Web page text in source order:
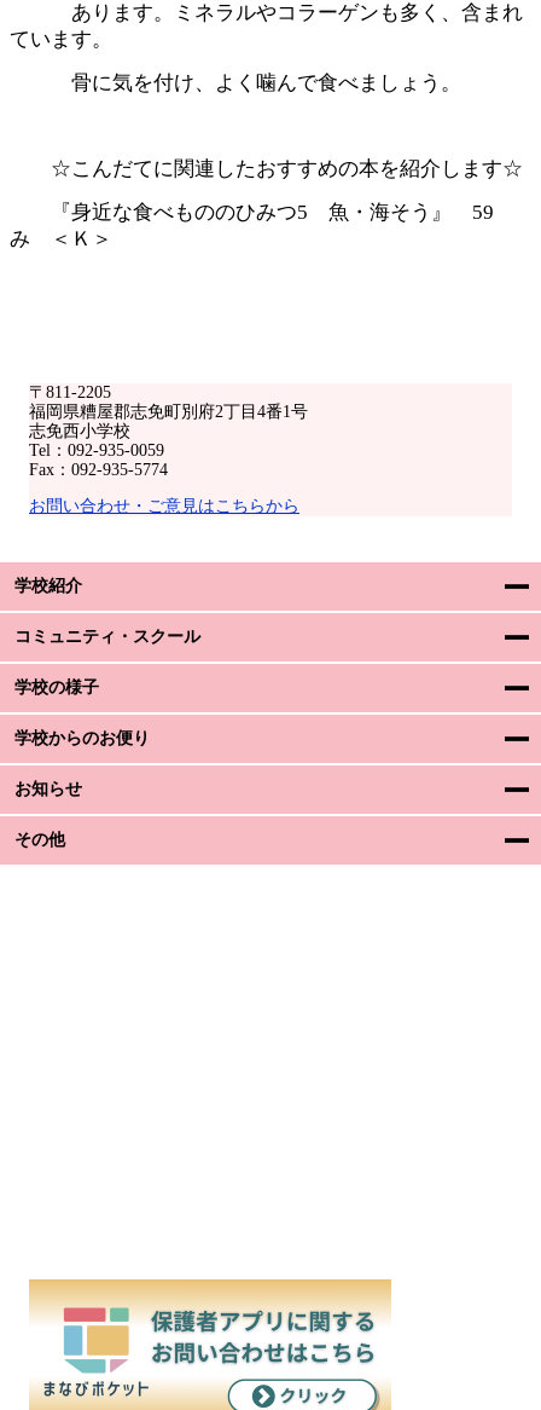
〒811-2205
福岡県糟屋郡志免町別府2丁目4番1号
志免西小学校
Tel：092-935-0059
Fax：092-935-5774
お問い合わせ・ご意見はこちらから
学校紹介
コミュニティ・スクール
学校の様子
学校からのお便り
お知らせ
その他
あります。ミネラルやコラーゲンも多く、含まれ
ています。
骨に気を付け、よく噛んで食べましょう。
☆こんだてに関連したおすすめの本を紹介します☆
『身近な食べもののひみつ5 魚・海そう』 59
み ＜Ｋ＞